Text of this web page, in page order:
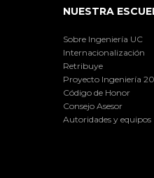
NUESTRA
Sobre Ingeniería UC
Internacionalización
Retribuye
Proyecto Ingeniería
Código de Honor
Consejo Asesor
Autoridades y equipos